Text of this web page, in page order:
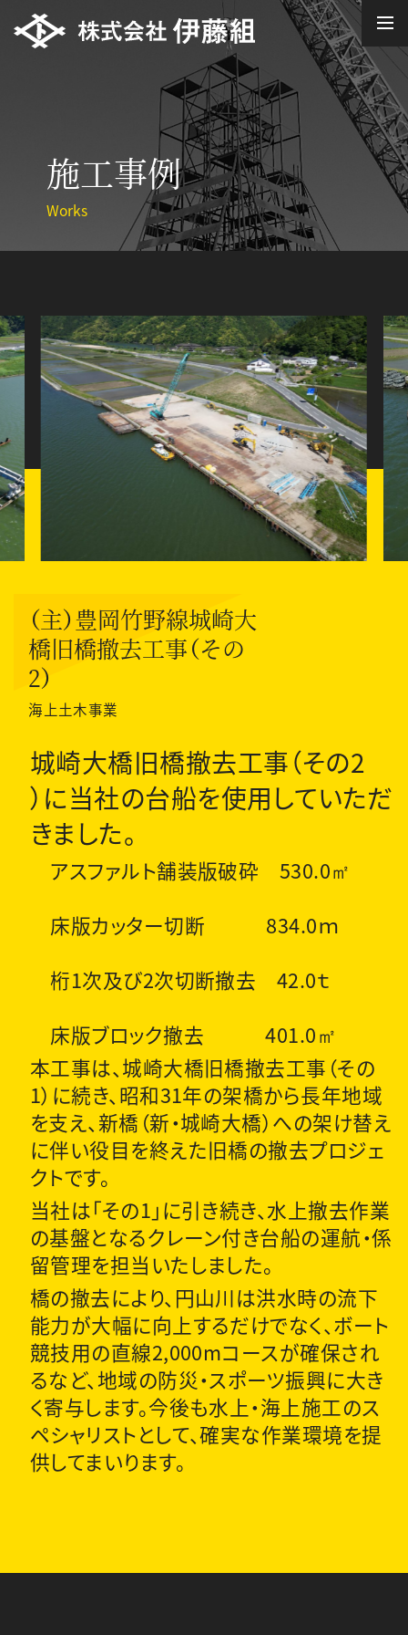
施工事例
Works
（主）豊岡竹野線城崎大
橋旧橋撤去工事（その
2）
海上土木事業
城崎大橋旧橋撤去工事（その2
）に当社の台船を使用していただ
きました。
アスファルト舗装版破砕 530.0㎡
床版カッター切断 834.0ｍ
桁1次及び2次切断撤去 42.0ｔ
床版ブロック撤去 401.0㎡
本工事は、城崎大橋旧橋撤去工事（その
1）に続き、昭和31年の架橋から長年地域
を支え、新橋（新・城崎大橋）への架け替え
に伴い役目を終えた旧橋の撤去プロジェ
クトです。
当社は「その1」に引き続き、水上撤去作業
の基盤となるクレーン付き台船の運航・係
留管理を担当いたしました。
橋の撤去により、円山川は洪水時の流下
能力が大幅に向上するだけでなく、ボート
競技用の直線2,000mコースが確保され
るなど、地域の防災・スポーツ振興に大き
く寄与します。今後も水上・海上施工のス
ペシャリストとして、確実な作業環境を提
供してまいります。